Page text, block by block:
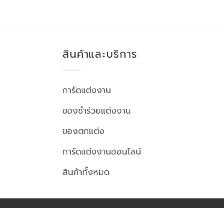
สินค้าและบริการ
การ์ดแต่งงาน
ของชำร่วยแต่งงาน
ของตกแต่ง
การ์ดแต่งงานออนไลน์
สินค้าทั้งหมด